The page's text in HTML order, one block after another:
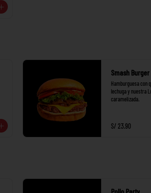
Smash Burger
Hamburguesa con
lechuga y nuestra
caramelizada.
S/ 23.90